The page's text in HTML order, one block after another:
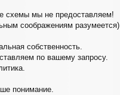
схемы мы не предоставляем!
соображениям разумеется)
собственность.
по вашему запросу.
понимание.